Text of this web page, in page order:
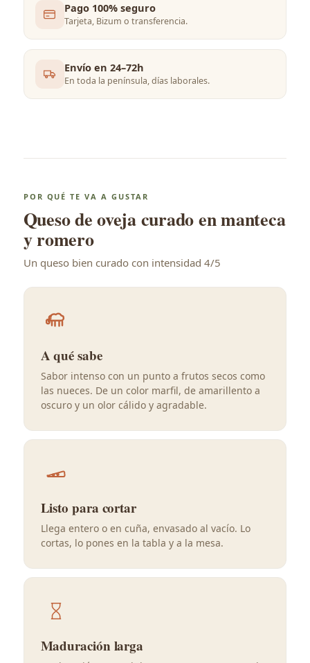
Pago 100% seguro
Tarjeta, Bizum o transferencia.
Envío en 24–72h
En toda la península, días laborales.
POR QUÉ TE VA A GUSTAR
Queso de oveja curado en manteca
y romero
Un queso bien curado con intensidad 4/5
A qué sabe
Sabor intenso con un punto a frutos secos como
las nueces. De un color marfil, de amarillento a
oscuro y un olor cálido y agradable.
Listo para cortar
Llega entero o en cuña, envasado al vacío. Lo
cortas, lo pones en la tabla y a la mesa.
Maduración larga